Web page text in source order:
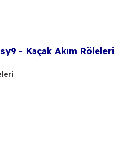
- Kaçak Akım Röleleri